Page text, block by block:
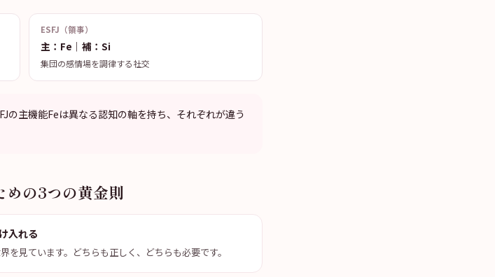
ESFJ（領事）
主：Fe｜補：Si
集団の感情場を調律する社交
の主機能Feは異なる認知の軸を持ち、それぞれが違う
の3つの黄金則
入れる
見ています。どちらも正しく、どちらも必要です。